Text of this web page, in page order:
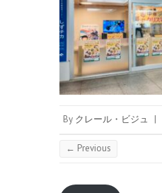
By クレール・ビジュ |
← Previous